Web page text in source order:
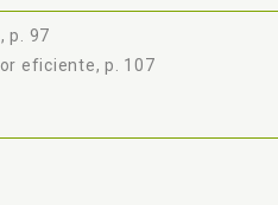
p. 97
eficiente, p. 107